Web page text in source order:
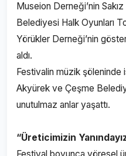
Museion Derneği’nin
Belediyesi Halk Oyunları
Yörükler Derneği’nin
aldı.
Festivalin müzik şöleninde
Akyürek ve Çeşme
unutulmaz anlar yaşattı.
“Üreticimizin